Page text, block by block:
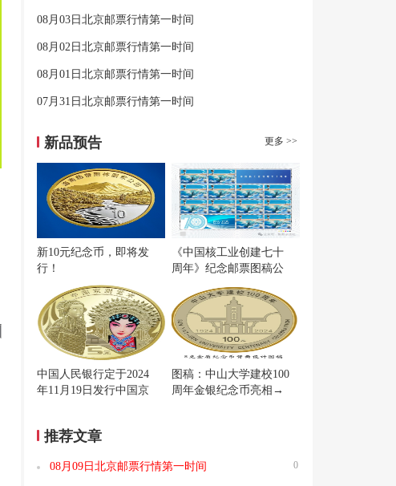
08月03日北京邮票行情第一时间
08月02日北京邮票行情第一时间
08月01日北京邮票行情第一时间
07月31日北京邮票行情第一时间
新品预告 更多 >>
新10元纪念币，即将发
行！
《中国核工业创建七十
周年》纪念邮票图稿公
中国人民银行定于2024
年11月19日发行中国京
图稿：中山大学建校100
周年金银纪念币亮相→
推荐文章
08月09日北京邮票行情第一时间 0